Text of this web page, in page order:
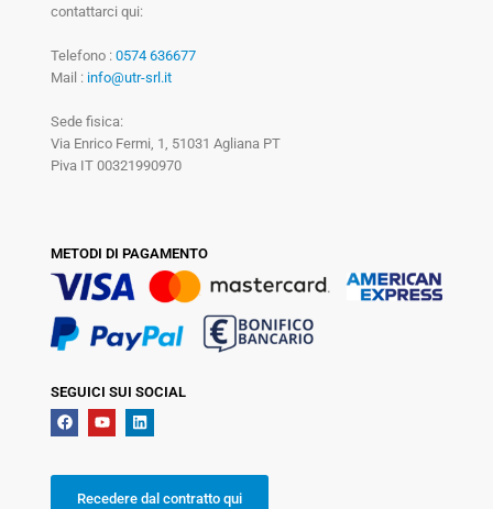
contattarci qui:
Telefono : 0574 636677
Mail : info@utr-srl.it
Sede fisica:
Via Enrico Fermi, 1, 51031 Agliana PT
Piva IT 00321990970
METODI DI PAGAMENTO
SEGUICI SUI SOCIAL
Recedere dal contratto qui